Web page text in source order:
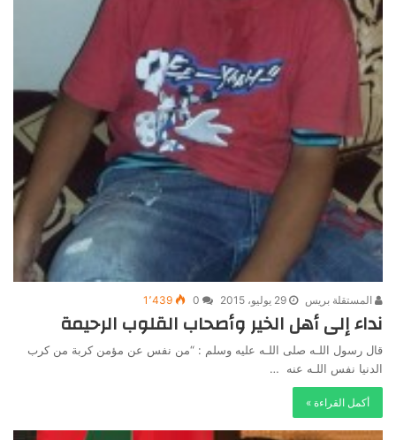
المستقلة بريس 29 يوليو، 2015 0 1٬439
نداء إلى أهل الخير وأصحاب القلوب الرحيمة
قال رسول اللـه صلى اللـه عليه وسلم : “من نفس عن مؤمن كربة من كرب
الدنيا نفس اللـه عنه …
أكمل القراءة »